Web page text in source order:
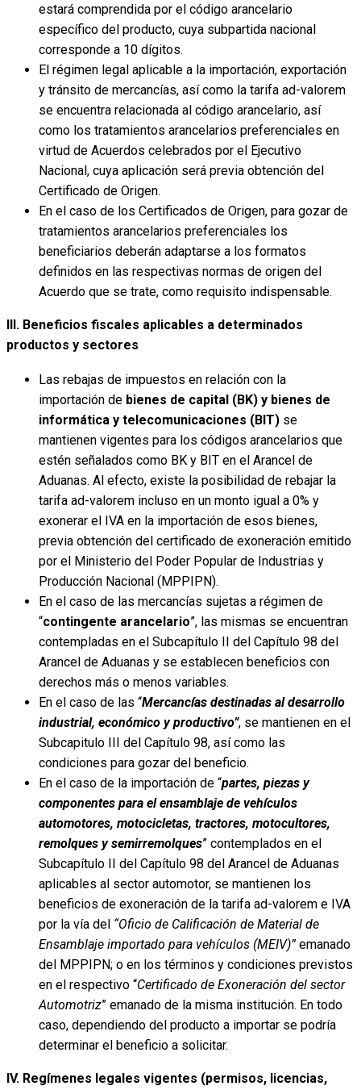
estará comprendida por el código arancelario
específico del producto, cuya subpartida nacional
corresponde a 10 dígitos.
El régimen legal aplicable a la importación, exportación
y tránsito de mercancías, así como la tarifa ad-valorem
se encuentra relacionada al código arancelario, así
como los tratamientos arancelarios preferenciales en
virtud de Acuerdos celebrados por el Ejecutivo
Nacional, cuya aplicación será previa obtención del
Certificado de Origen.
En el caso de los Certificados de Origen, para gozar de
tratamientos arancelarios preferenciales los
beneficiarios deberán adaptarse a los formatos
definidos en las respectivas normas de origen del
Acuerdo que se trate, como requisito indispensable.
III. Beneficios fiscales aplicables a determinados
productos y sectores
Las rebajas de impuestos en relación con la
importación de bienes de capital (BK) y bienes de
informática y telecomunicaciones (BIT) se
mantienen vigentes para los códigos arancelarios que
estén señalados como BK y BIT en el Arancel de
Aduanas. Al efecto, existe la posibilidad de rebajar la
tarifa ad-valorem incluso en un monto igual a 0% y
exonerar el IVA en la importación de esos bienes,
previa obtención del certificado de exoneración emitido
por el Ministerio del Poder Popular de Industrias y
Producción Nacional (MPPIPN).
En el caso de las mercancías sujetas a régimen de
“contingente arancelario”, las mismas se encuentran
contempladas en el Subcapítulo II del Capítulo 98 del
Arancel de Aduanas y se establecen beneficios con
derechos más o menos variables.
En el caso de las “Mercancías destinadas al desarrollo
industrial, económico y productivo”, se mantienen en el
Subcapitulo III del Capítulo 98, así como las
condiciones para gozar del beneficio.
En el caso de la importación de “partes, piezas y
componentes para el ensamblaje de vehículos
automotores, motocicletas, tractores, motocultores,
remolques y semirremolques” contemplados en el
Subcapítulo II del Capítulo 98 del Arancel de Aduanas
aplicables al sector automotor, se mantienen los
beneficios de exoneración de la tarifa ad-valorem e IVA
por la vía del “Oficio de Calificación de Material de
Ensamblaje importado para vehículos (MEIV)”emanado
del MPPIPN; o en los términos y condiciones previstos
en el respectivo “Certificado de Exoneración del sector
Automotriz” emanado de la misma institución. En todo
caso, dependiendo del producto a importar se podría
determinar el beneficio a solicitar.
IV. Regímenes legales vigentes (permisos, licencias,